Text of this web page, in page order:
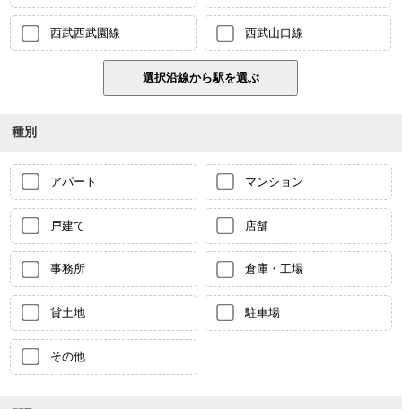
西武西武園線 西武山口線
種別
アパート マンション
戸建て 店舗
事務所 倉庫・工場
貸土地 駐車場
その他